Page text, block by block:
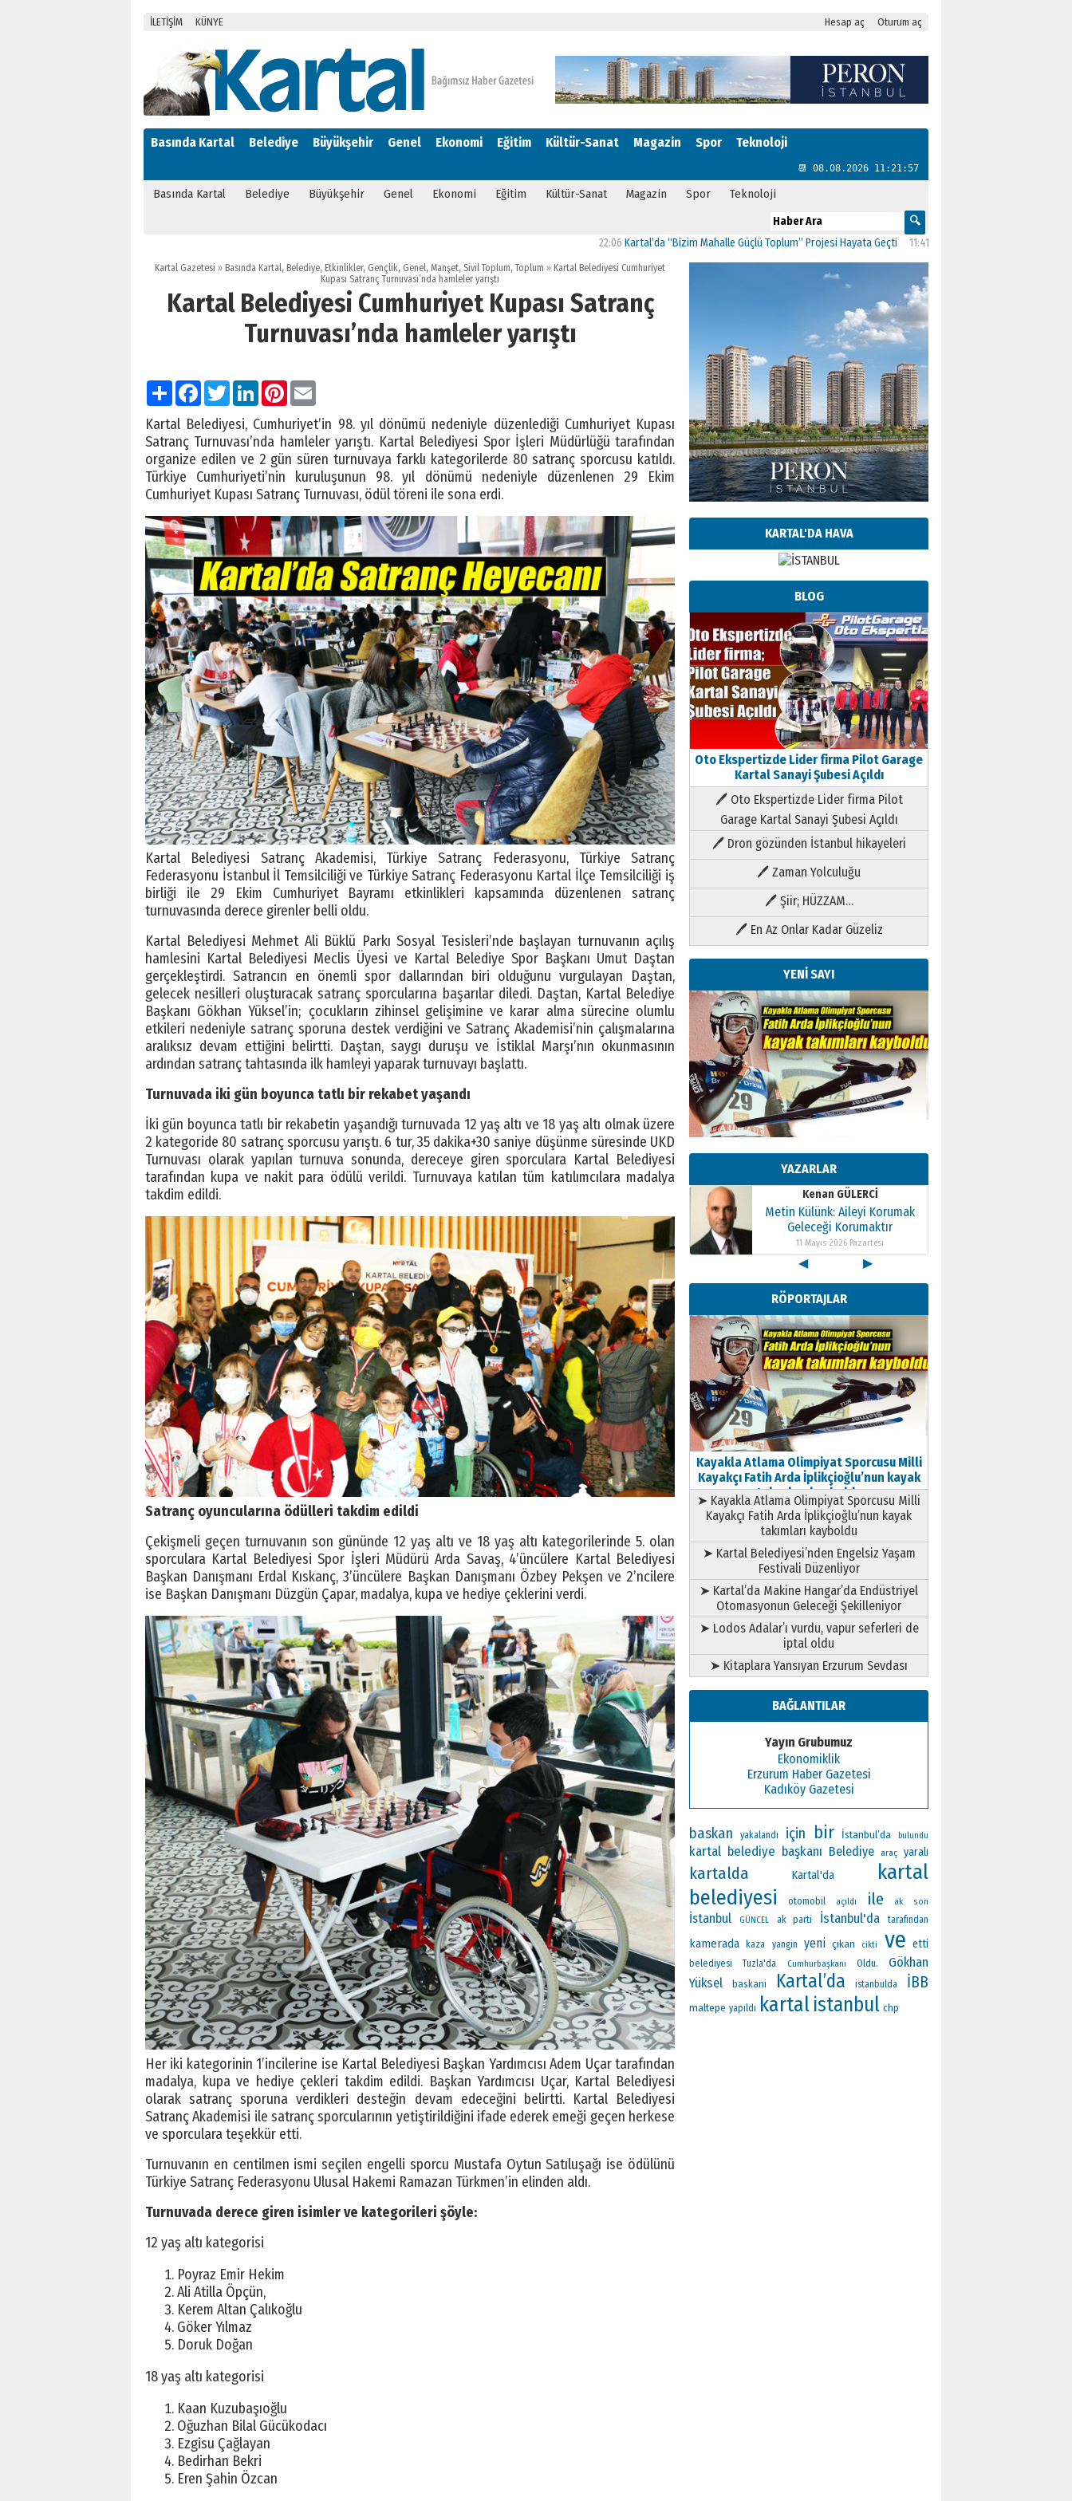
İLETİŞİM KÜNYE Hesap aç Oturum aç
Basında Kartal Belediye Büyükşehir Genel Ekonomi Eğitim Kültür-Sanat Magazin Spor Teknoloji
📆 08.08.2026 11:21:58
Basında Kartal Belediye Büyükşehir Genel Ekonomi Eğitim Kültür-Sanat Magazin Spor Teknoloji
Kartal’da “Bizim Mahalle Güçlü Toplum” Projesi Hayata Geçti 11:41CHP Kartal’da Gülşen Neşe Büklü dönemi
Kartal Gazetesi » Basında Kartal, Belediye, Etkinlikler, Gençlik, Genel, Manşet, Sivil Toplum,Toplum » Kartal Belediyesi Cumhuriyet
Kupası Satranç Turnuvası’nda hamleler yarıştı
Kartal Belediyesi Cumhuriyet Kupası Satranç
Turnuvası’nda hamleler yarıştı
PaylaşFacebook
TwitterLinkedInPinterest
Kartal Belediyesi, Cumhuriyet’in 98. yıl dönümü nedeniyle düzenlediği Cumhuriyet Kupası
Satranç Turnuvası’nda hamleler yarıştı. Kartal Belediyesi Spor İşleri Müdürlüğü tarafından
organize edilen ve 2 gün süren turnuvaya farklı kategorilerde 80 satranç sporcusu katıldı.
Türkiye Cumhuriyeti’nin kuruluşunun 98. yıl dönümü nedeniyle düzenlenen 29 Ekim
Cumhuriyet Kupası Satranç Turnuvası, ödül töreni ile sona erdi.
Kartal Belediyesi Satranç Akademisi, Türkiye Satranç Federasyonu, Türkiye Satranç
Federasyonu İstanbul İl Temsilciliği ve Türkiye Satranç Federasyonu Kartal İlçe Temsilciliği iş
birliği ile 29 Ekim Cumhuriyet Bayramı etkinlikleri kapsamında düzenlenen satranç
turnuvasında derece girenler belli oldu.
Kartal Belediyesi Mehmet Ali Büklü Parkı Sosyal Tesisleri’nde başlayan turnuvanın açılış
hamlesini Kartal Belediyesi Meclis Üyesi ve Kartal Belediye Spor Başkanı Umut Daştan
gerçekleştirdi. Satrancın en önemli spor dallarından biri olduğunu vurgulayan Daştan,
gelecek nesilleri oluşturacak satranç sporcularına başarılar diledi. Daştan, Kartal Belediye
Başkanı Gökhan Yüksel’in; çocukların zihinsel gelişimine ve karar alma sürecine olumlu
etkileri nedeniyle satranç sporuna destek verdiğini ve Satranç Akademisi’nin çalışmalarına
aralıksız devam ettiğini belirtti. Daştan, saygı duruşu ve İstiklal Marşı’nın okunmasının
ardından satranç tahtasında ilk hamleyi yaparak turnuvayı başlattı.
Turnuvada iki gün boyunca tatlı bir rekabet yaşandı
İki gün boyunca tatlı bir rekabetin yaşandığı turnuvada 12 yaş altı ve 18 yaş altı olmak üzere
2 kategoride 80 satranç sporcusu yarıştı. 6 tur, 35 dakika+30 saniye düşünme süresinde UKD
Turnuvası olarak yapılan turnuva sonunda, dereceye giren sporculara Kartal Belediyesi
tarafından kupa ve nakit para ödülü verildi. Turnuvaya katılan tüm katılımcılara madalya
takdim edildi.
Satranç oyuncularına ödülleri takdim edildi
Çekişmeli geçen turnuvanın son gününde 12 yaş altı ve 18 yaş altı kategorilerinde 5. olan
sporculara Kartal Belediyesi Spor İşleri Müdürü Arda Savaş, 4’üncülere Kartal Belediyesi
Başkan Danışmanı Erdal Kıskanç, 3’üncülere Başkan Danışmanı Özbey Pekşen ve 2’ncilere
ise Başkan Danışmanı Düzgün Çapar, madalya, kupa ve hediye çeklerini verdi.
Her iki kategorinin 1’incilerine ise Kartal Belediyesi Başkan Yardımcısı Adem Uçar tarafından
madalya, kupa ve hediye çekleri takdim edildi. Başkan Yardımcısı Uçar, Kartal Belediyesi
olarak satranç sporuna verdikleri desteğin devam edeceğini belirtti. Kartal Belediyesi
Satranç Akademisi ile satranç sporcularının yetiştirildiğini ifade ederek emeği geçen herkese
ve sporculara teşekkür etti.
Turnuvanın en centilmen ismi seçilen engelli sporcu Mustafa Oytun Satıluşağı ise ödülünü
Türkiye Satranç Federasyonu Ulusal Hakemi Ramazan Türkmen’in elinden aldı.
Turnuvada derece giren isimler ve kategorileri şöyle:
12 yaş altı kategorisi
Poyraz Emir Hekim
Ali Atilla Öpçün,
Kerem Altan Çalıkoğlu
Göker Yılmaz
Doruk Doğan
18 yaş altı kategorisi
Kaan Kuzubaşıoğlu
Oğuzhan Bilal Gücükodacı
Ezgisu Çağlayan
Bedirhan Bekri
Eren Şahin Özcan
KARTAL'DA HAVA
BLOG
Oto Ekspertizde Lider firma Pilot Garage
Kartal Sanayi Şubesi Açıldı
🖊 Oto Ekspertizde Lider firma Pilot
Garage Kartal Sanayi Şubesi Açıldı
🖊 Dron gözünden İstanbul hikayeleri
🖊 Zaman Yolculuğu
🖊 Şiir; HÜZZAM…
🖊 En Az Onlar Kadar Güzeliz
YENİ SAYI
YAZARLAR
Kenan GÜLERCİ
Metin Külünk: Aileyi Korumak
Geleceği Korumaktır
11 Mayıs 2026 Pazartesi
Kenan GÜLERCİ
Metin Külünk: Aileyi Korumak
Geleceği Korumaktır
11 Mayıs 2026 Pazartesi
Kenan GÜLERCİ
Metin Külünk: Aileyi Korumak
Geleceği Korumaktır
11 Mayıs 2026 Pazartesi
◀ ▶
RÖPORTAJLAR
Kayakla Atlama Olimpiyat Sporcusu Milli
Kayakçı Fatih Arda İplikçioğlu’nun kayak
takımları kayboldu
➤ Kayakla Atlama Olimpiyat Sporcusu Milli
Kayakçı Fatih Arda İplikçioğlu’nun kayak
takımları kayboldu
➤ Kartal Belediyesi’nden Engelsiz Yaşam
Festivali Düzenliyor
➤ Kartal’da Makine Hangar’da Endüstriyel
Otomasyonun Geleceği Şekilleniyor
➤ Lodos Adalar’ı vurdu, vapur seferleri de
iptal oldu
➤ Kitaplara Yansıyan Erzurum Sevdası
BAĞLANTILAR
Yayın Grubumuz
Ekonomiklik
Erzurum Haber Gazetesi
Kadıköy Gazetesi
baskan yakalandı için bir İstanbul’da bulundu
kartal belediye başkanı Belediye araç yaralı
kartalda Kartal'da
kartal
belediyesi
otomobil açıldı ile ak son
İstanbul GÜNCEL ak parti İstanbul'da tarafından
kamerada kaza yangin yeni çıkan cikti ve etti
belediyesi Tuzla'da Cumhurbaşkanı Oldu.
Gökhan
Yüksel
baskani Kartal’da istanbulda İBB
maltepe yapıldı kartal istanbul chp